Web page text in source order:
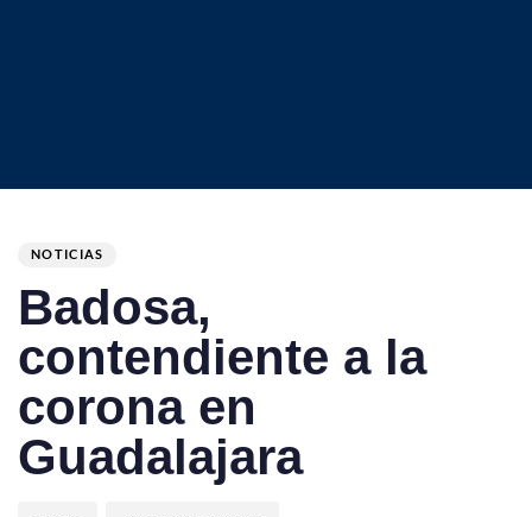
IN:
NOTICIAS
Badosa,
contendiente a la
corona en
Guadalajara
on: